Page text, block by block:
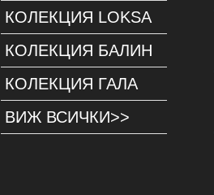
КОЛЕКЦИЯ LOKSA
КОЛЕКЦИЯ БАЛИН
КОЛЕКЦИЯ ГАЛА
ВИЖ ВСИЧКИ>>